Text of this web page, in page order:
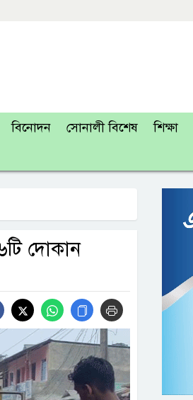
বিনোদন সোনালী বিশেষ শিক্ষা
দোকান